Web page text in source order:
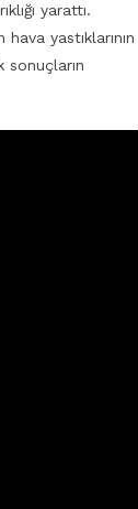
yarattı.
hava yastıklarının
sonuçların